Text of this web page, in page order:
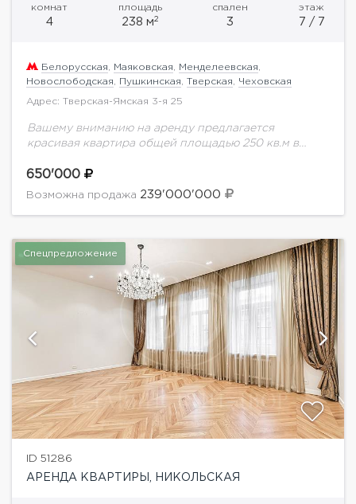
комнат
4
площадь
238 м2
спален
3
этаж
7 / 7
Белорусская Маяковская Менделеевская
Новослободская
Пушкинская Тверская Чеховская
Адрес: Тверская-Ямская 3-я 25
Вашему вниманию на аренду предлагается
красивая квартира общей площадью 250 кв.м в
столицы.Дорогая отделка и мебель по спецзаказу из
650'000
Возможна продажа 239'000'000
Спецпредложение
ID 51286
АРЕНДА КВАРТИРЫ, НИКОЛЬСКАЯ